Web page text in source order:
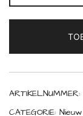
ARTIKELNUMMER:
CATEGORIE: